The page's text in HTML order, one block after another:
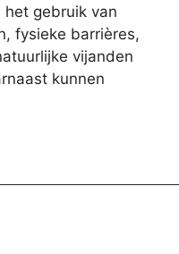
gebruik van
fysieke barrières,
vijanden
kunnen